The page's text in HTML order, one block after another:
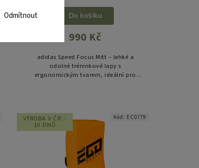
Odmítnout
990 Kč
Do košíku
adidas Speed Focus Mitt – lehké a
odolné tréninkové lapy s
ergonomickým tvarem, ideální pro
VÝROBA V ČR -
10 DNŮ
Kód: EC0779